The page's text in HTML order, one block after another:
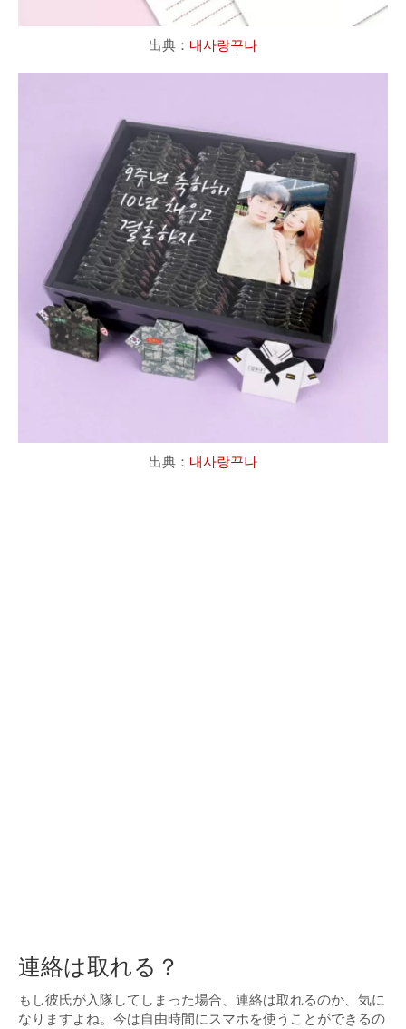
出典： 내사랑꾸나
出典： 내사랑꾸나
連絡は取れる？
もし彼氏が入隊してしまった場合、連絡は取れるのか、気に
なりますよね。今は自由時間にスマホを使うことができるの